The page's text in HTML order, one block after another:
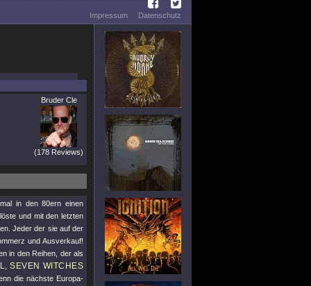
Impressum Datenschutz
Bruder Cle
(178 Reviews)
in den 80ern einen
und mit den letzten
Jeder der sie auf der
und Ausverkauf!
in den Reihen, der als
SEVEN WITCHES
die nächste Europa-